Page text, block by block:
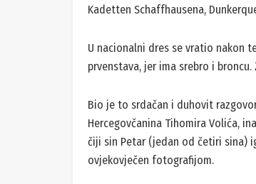
Kadetten Schaffhausena,
U nacionalni dres se vratio nakon
prvenstava, jer ima srebro i
Bio je to srdačan i duhovit
Hercegovčanina Tihomira Volića,
čiji sin Petar (jedan od četiri sina)
ovjekovječen fotografijom.